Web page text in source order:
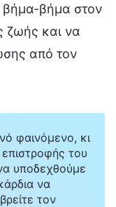
βήμα-βήμα στον
ζωής και να
από τον
φαινόμενο, κι
του
υποδεχθούμε
να
τον